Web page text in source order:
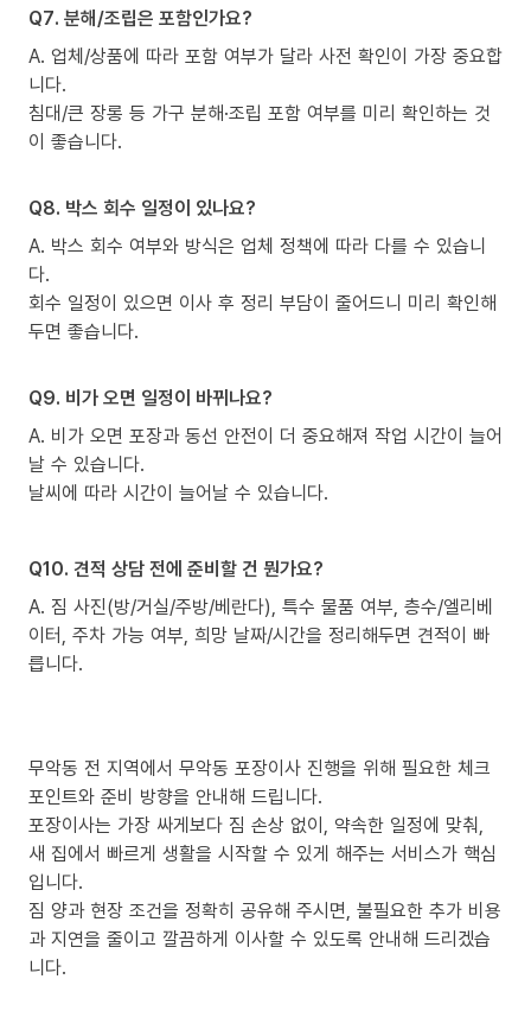
Q7. 분해/조립은 포함인가요?
A. 업체/상품에 따라 포함 여부가 달라 사전 확인이 가장 중요합
니다.
침대/큰 장롱 등 가구 분해·조립 포함 여부를 미리 확인하는 것
이 좋습니다.
Q8. 박스 회수 일정이 있나요?
A. 박스 회수 여부와 방식은 업체 정책에 따라 다를 수 있습니
다.
회수 일정이 있으면 이사 후 정리 부담이 줄어드니 미리 확인해
두면 좋습니다.
Q9. 비가 오면 일정이 바뀌나요?
A. 비가 오면 포장과 동선 안전이 더 중요해져 작업 시간이 늘어
날 수 있습니다.
날씨에 따라 시간이 늘어날 수 있습니다.
Q10. 견적 상담 전에 준비할 건 뭔가요?
A. 짐 사진(방/거실/주방/베란다), 특수 물품 여부, 층수/엘리베
이터, 주차 가능 여부, 희망 날짜/시간을 정리해두면 견적이 빠
릅니다.
무악동 전 지역에서 무악동 포장이사 진행을 위해 필요한 체크
포인트와 준비 방향을 안내해 드립니다.
포장이사는 가장 싸게보다 짐 손상 없이, 약속한 일정에 맞춰,
새 집에서 빠르게 생활을 시작할 수 있게 해주는 서비스가 핵심
입니다.
짐 양과 현장 조건을 정확히 공유해 주시면, 불필요한 추가 비용
과 지연을 줄이고 깔끔하게 이사할 수 있도록 안내해 드리겠습
니다.